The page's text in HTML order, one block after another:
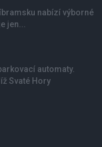
nabízí výborné
jen...
automaty.
Svaté Hory